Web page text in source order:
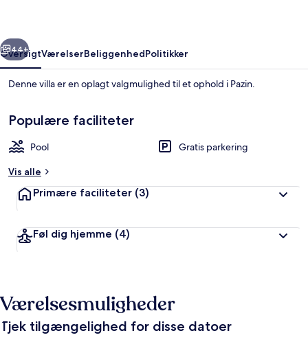
Næste
44+
OversigtVærelserBeliggenhedPolitikker
Denne villa er en oplagt valgmulighed til et ophold i Pazin.
Populære faciliteter
Pool
Gratis parkering
Vis alle
Primære faciliteter (3)
Føl dig hjemme (4)
Værelsesmuligheder
Tjek tilgængelighed for disse datoer